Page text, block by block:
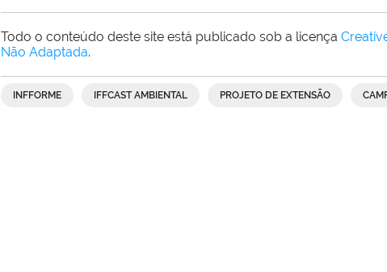
Todo o conteúdo deste site está publicado sob a licença
Não Adaptada.
INFFORME IFFCAST AMBIENTAL PROJETO DE EXTENSÃO